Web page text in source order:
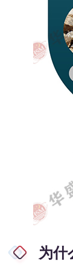
为什